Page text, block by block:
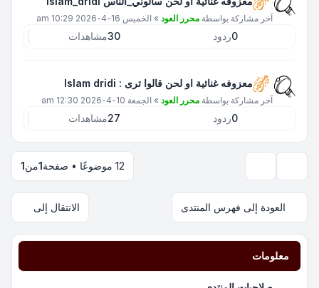
آخر مشاركة بواسطة محرر العود » الخميس 16-4-2026 10:29 am
0ردود 30مشاهدات
معزوفه غنائية او لحن قالوا ترى : Islam dridi
آخر مشاركة بواسطة محرر العود » الجمعة 10-4-2026 12:30 am
0ردود 27مشاهدات
12 موضوعًا • صفحة 1من1
العودة إلى فهرس المنتدى الانتقال إلى
معلومات